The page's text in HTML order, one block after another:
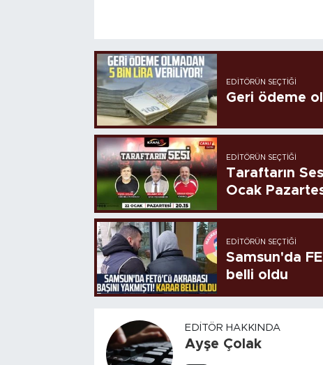
EDITÖRÜN SEÇTIĞI
Geri ödeme
EDITÖRÜN SEÇTIĞI
Taraftarın
Ocak
EDITÖRÜN SEÇTIĞI
Samsun'da
belli oldu
EDITÖR HAKKINDA
Ayşe Çolak